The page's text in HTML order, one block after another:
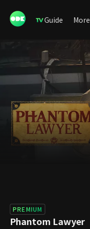
Guide More
PREMIUM
Phantom Lawyer